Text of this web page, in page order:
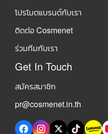
โปรโมตแบรนด์กับเรา
ติดต่อ Cosmenet
ร่วมทีมกับเรา
Get In Touch
สมัครสมาชิก
pr@cosmenet.in.th